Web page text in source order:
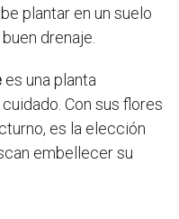
plantar en un suelo
drenaje.
es una planta
Con sus flores
es la elección
embellecer su